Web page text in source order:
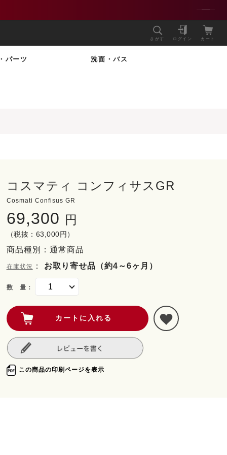
さがす ログイン カート
パーツ 洗面・バス
コスマティ コンフィサスGR
Cosmati Confisus GR
69,300 円
（税抜：63,000円）
商品種別：通常商品
在庫状況 ： お取り寄せ品（約4～6ヶ月）
数 量：
この商品の印刷ページを表示